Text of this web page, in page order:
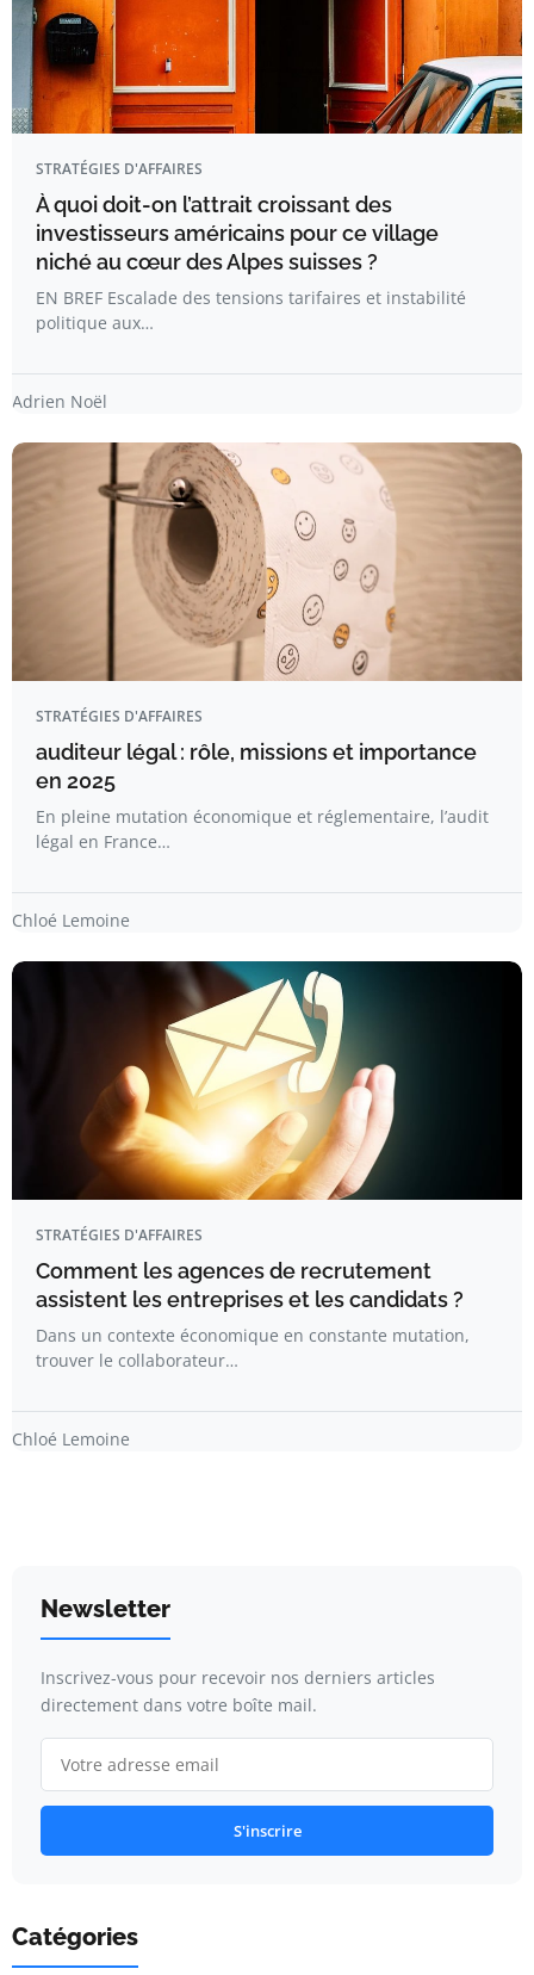
STRATÉGIES D'AFFAIRES
À quoi doit-on l’attrait croissant des
investisseurs américains pour ce village
niché au cœur des Alpes suisses ?
EN BREF Escalade des tensions tarifaires et instabilité
politique aux…
Adrien Noël
STRATÉGIES D'AFFAIRES
auditeur légal : rôle, missions et importance
en 2025
En pleine mutation économique et réglementaire, l’audit
légal en France…
Chloé Lemoine
STRATÉGIES D'AFFAIRES
Comment les agences de recrutement
assistent les entreprises et les candidats ?
Dans un contexte économique en constante mutation,
trouver le collaborateur…
Chloé Lemoine
Newsletter
Inscrivez-vous pour recevoir nos derniers articles
directement dans votre boîte mail.
S'inscrire
Catégories